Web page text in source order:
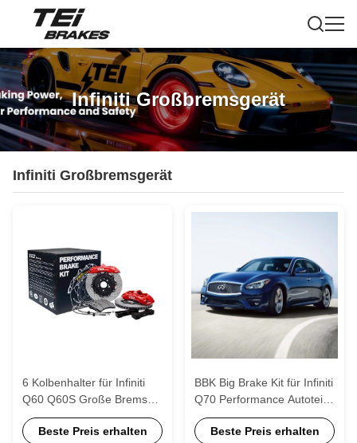
Infiniti Großbremsgerät
Infiniti Großbremsgerät
6 Kolbenhalter für Infiniti
Q60 Q60S Große Bremskit
mit 2 Halterungen 19 Zoll
20 Zoll Rad 405*34mm
Beste Preis erhalten
BBK Big Brake Kit für Infiniti
Q70 Performance Autoteile
mit 378*32mm 405*34mm
RotorBeste Preis erhalten